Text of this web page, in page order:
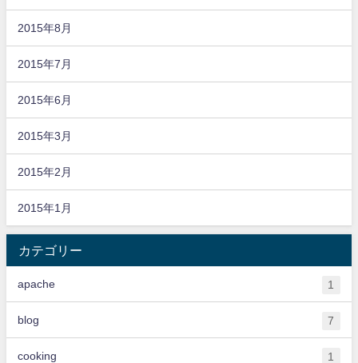
2015年8月
2015年7月
2015年6月
2015年3月
2015年2月
2015年1月
カテゴリー
apache 1
blog 7
cooking 1